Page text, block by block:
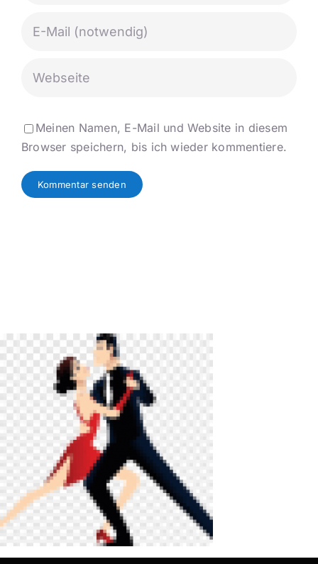
Meinen Namen, E-Mail und Website in diesem
Browser speichern, bis ich wieder kommentiere.